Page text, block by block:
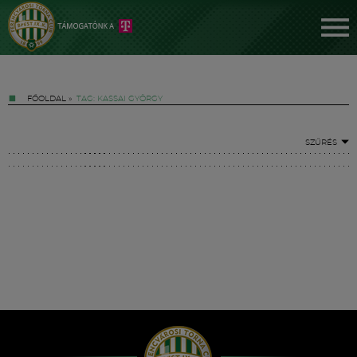
FŐOLDAL » TAG: KASSAI GYÖRGY
SZŰRÉS
Hírek